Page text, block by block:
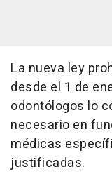
La nueva ley
desde el 1 de
odontólogos lo
necesario en
médicas
justificadas.